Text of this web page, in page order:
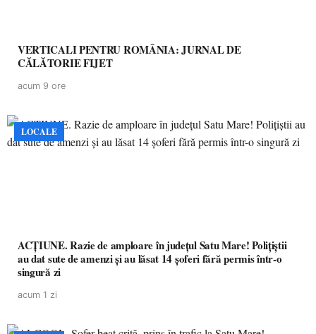
VERTICALI PENTRU ROMÂNIA: JURNAL DE
CĂLĂTORIE FIJET
acum 9 ore
LOCALE
ACȚIUNE. Razie de amploare în județul Satu Mare! Polițiștii
au dat sute de amenzi și au lăsat 14 șoferi fără permis într-o
singură zi
acum 1 zi